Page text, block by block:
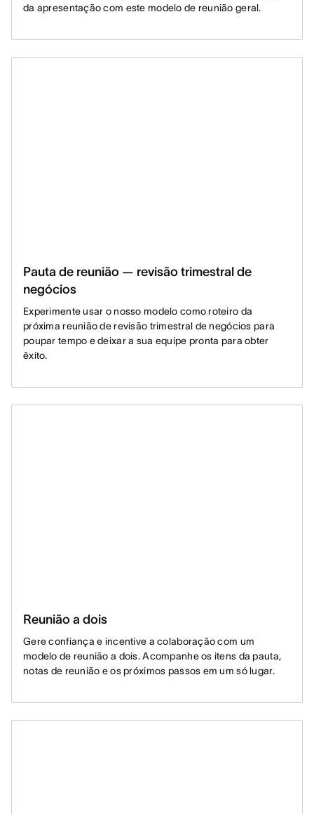
da apresentação com este modelo de reunião geral.
Pauta de reunião — revisão trimestral de
negócios
Experimente usar o nosso modelo como roteiro da
próxima reunião de revisão trimestral de negócios para
poupar tempo e deixar a sua equipe pronta para obter
êxito.
Reunião a dois
Gere confiança e incentive a colaboração com um
modelo de reunião a dois. Acompanhe os itens da pauta,
notas de reunião e os próximos passos em um só lugar.